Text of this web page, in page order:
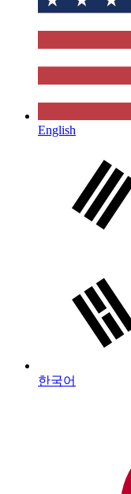
English
한국어